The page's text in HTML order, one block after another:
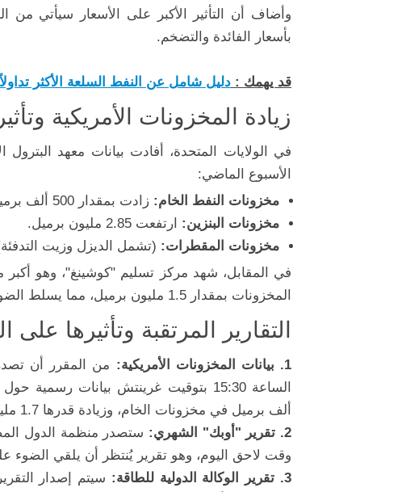
وأضاف أن التأثير الأكبر على الأسعار سيأتي من
بأسعار الفائدة والتضخم.
قد يهمك : دليل شامل عن النفط السلعة الأكثر تداولاً
زيادة المخزونات الأمريكية
في الولايات المتحدة، أفادت بيانات معهد
الأسبوع الماضي:
مخزونات النفط الخام: زادت بمقدار 500 ألف برميل.
مخزونات البنزين: ارتفعت 2.85 مليون برميل.
مخزونات المقطرات: (تشمل الديزل وزيت التدفئة) ارتفعت
في المقابل، شهد مركز تسليم "كوشينغ"، وهو أكبر
المخزونات بمقدار 1.5 مليون برميل، مما يسلط الضوء على التباين في مستويات العرض والطلب
التقارير المرتقبة وتأثيرها
1. بيانات المخزونات الأمريكية:
من المقرر أن تصدر
ألف برميل في مخزونات الخام، وزيادة قدرها 1.7 مليون برميل في مخزونات البنزين.
2. تقرير "أوبك" الشهري:
ستصدر منظمة الدول
وقت لاحق اليوم، وهو تقرير يُنتظر أن يلقي الضوء
3. تقرير الوكالة الدولية للطاقة:
سيتم إصدار